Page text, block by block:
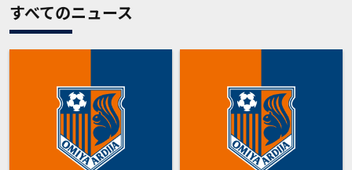
すべてのニュース